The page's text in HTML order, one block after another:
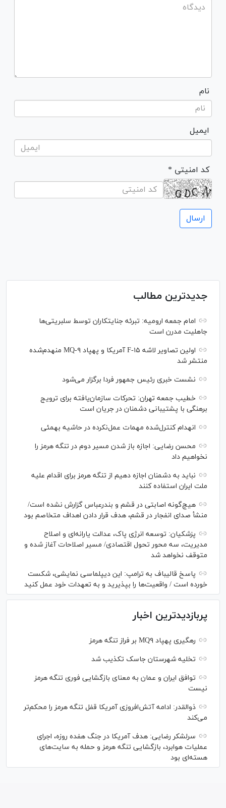
نام
ایمیل
* کد امنیتی
جدیدترین مطالب
امام جمعه ارومیه: تبرئه جنایتکاران توسط سلبریتی‌ها
جاهلیت مدرن است
اولین تصاویر لاشه F-۱۵ آمریکا و پهپاد MQ-۹ منهدم‌شده
منتشر شد
نشست خبری رئیس‌ جمهور فردا برگزار می‌شود
خطیب جمعه تهران: تحرکات سازمان‌یافته برای ترویج
برهنگی با پشتیبانی دشمنان در جریان است
انهدام کنترل‌شده مهمات عمل‌نکرده در حاشیه بهمئی
محسن رضایی: اجازه باز شدن مسیر دوم در تنگه هرمز را
نخواهیم داد
نباید به دشمنان اجازه دهیم از تنگه هرمز برای اقدام علیه
ملت ایران استفاده کنند
هیچ‌گونه اصابتی در قشم و بندرعباس گزارش نشده است/
منشأ صدای انفجار در قشم، هدف قرار دادن اهداف متخاصم بود
پزشکیان: توسعه انرژی پاک، عدالت یارانه‌ای و اصلاح
مدیریت، سه محور تحول اقتصادی/ مسیر اصلاحات آغاز شده و
متوقف نخواهد شد
پاسخ قالیباف به ترامپ: این دیپلماسی نمایشی، شکست
خورده است / واقعیت‌ها را بپذیرید و به تعهدات خود عمل کنید
پربازدیدترین اخبار
رهگیری پهپاد MQ۹ بر فراز تنگه هرمز
تخلیه شهرستان جاسک تکذیب شد
توافق ایران و عمان به معنای بازگشایی فوری تنگه هرمز
نیست
ذوالقدر: ادامه آتش‌افروزی آمریکا قفل تنگه هرمز را محکم‌تر
می‌کند
سرلشکر رضایی: هدف آمریکا در جنگ هفده روزه، اجرای
عملیات هوابرد، بازگشایی تنگه هرمز و حمله به سایت‌های
هسته‌ای بود